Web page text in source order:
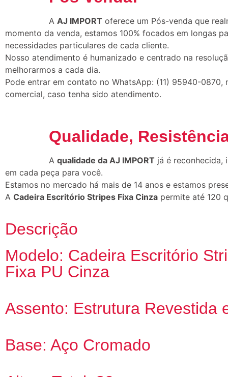
A AJ IMPORT oferece um Pós-venda que
momento da venda, estamos 100% focados em longas
necessidades particulares de cada cliente.
Nosso atendimento é humanizado e centrado na
melhorarmos a cada dia.
Pode entrar em contato no WhatsApp: (11) 95940-
comercial, caso tenha sido atendimento.
Qualidade,
A qualidade da AJ IMPORT já é reconhecida,
em cada peça para você.
Estamos no mercado há mais de 14 anos e estamos
A Cadeira Escritório Stripes Fixa Cinza permite até 120
Descrição
Modelo: Cadeira Escritório
Fixa PU Cinza
Assento: Estrutura Revestida
Base: Aço Cromado